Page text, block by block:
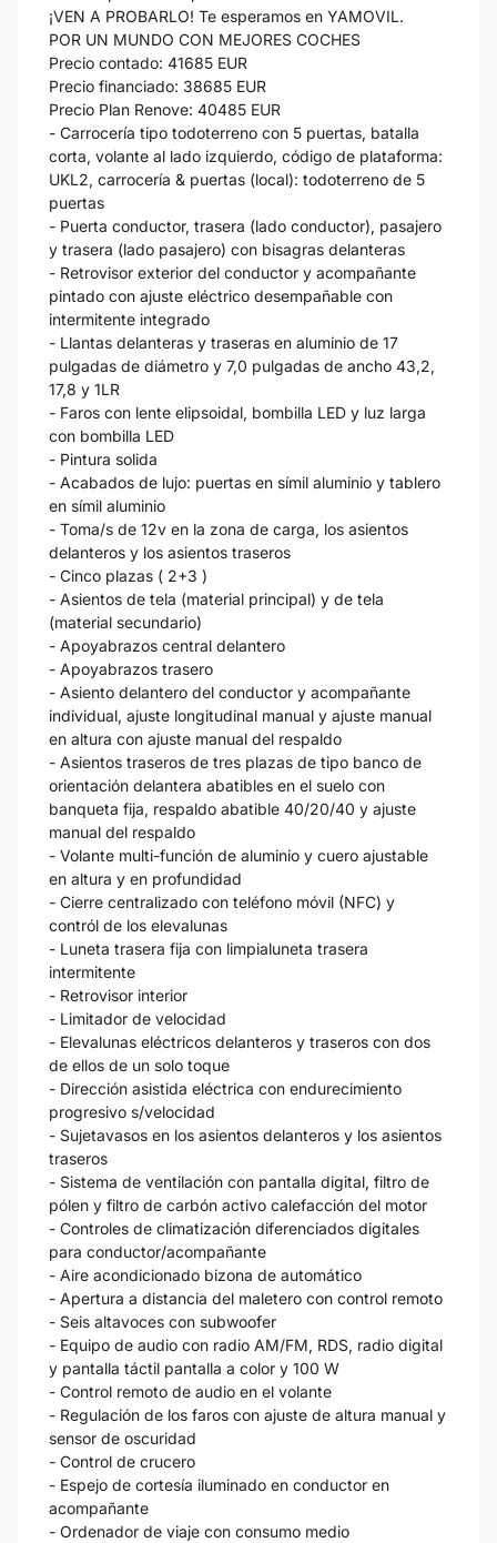
¡VEN A PROBARLO! Te esperamos en YAMOVIL.
POR UN MUNDO CON MEJORES COCHES
Precio contado: 41685 EUR
Precio financiado: 38685 EUR
Precio Plan Renove: 40485 EUR
- Carrocería tipo todoterreno con 5 puertas, batalla
corta, volante al lado izquierdo, código de plataforma:
UKL2, carrocería & puertas (local): todoterreno de 5
puertas
- Puerta conductor, trasera (lado conductor), pasajero
y trasera (lado pasajero) con bisagras delanteras
- Retrovisor exterior del conductor y acompañante
pintado con ajuste eléctrico desempañable con
intermitente integrado
- Llantas delanteras y traseras en aluminio de 17
pulgadas de diámetro y 7,0 pulgadas de ancho 43,2,
17,8 y 1LR
- Faros con lente elipsoidal, bombilla LED y luz larga
con bombilla LED
- Pintura solida
- Acabados de lujo: puertas en símil aluminio y tablero
en símil aluminio
- Toma/s de 12v en la zona de carga, los asientos
delanteros y los asientos traseros
- Cinco plazas ( 2+3 )
- Asientos de tela (material principal) y de tela
(material secundario)
- Apoyabrazos central delantero
- Apoyabrazos trasero
- Asiento delantero del conductor y acompañante
individual, ajuste longitudinal manual y ajuste manual
en altura con ajuste manual del respaldo
- Asientos traseros de tres plazas de tipo banco de
orientación delantera abatibles en el suelo con
banqueta fija, respaldo abatible 40/20/40 y ajuste
manual del respaldo
- Volante multi-función de aluminio y cuero ajustable
en altura y en profundidad
- Cierre centralizado con teléfono móvil (NFC) y
contról de los elevalunas
- Luneta trasera fija con limpialuneta trasera
intermitente
- Retrovisor interior
- Limitador de velocidad
- Elevalunas eléctricos delanteros y traseros con dos
de ellos de un solo toque
- Dirección asistida eléctrica con endurecimiento
progresivo s/velocidad
- Sujetavasos en los asientos delanteros y los asientos
traseros
- Sistema de ventilación con pantalla digital, filtro de
pólen y filtro de carbón activo calefacción del motor
- Controles de climatización diferenciados digitales
para conductor/acompañante
- Aire acondicionado bizona de automático
- Apertura a distancia del maletero con control remoto
- Seis altavoces con subwoofer
- Equipo de audio con radio AM/FM, RDS, radio digital
y pantalla táctil pantalla a color y 100 W
- Control remoto de audio en el volante
- Regulación de los faros con ajuste de altura manual y
sensor de oscuridad
- Control de crucero
- Espejo de cortesía iluminado en conductor en
acompañante
- Ordenador de viaje con consumo medio